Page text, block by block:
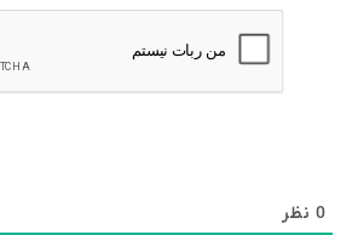
0 نظر